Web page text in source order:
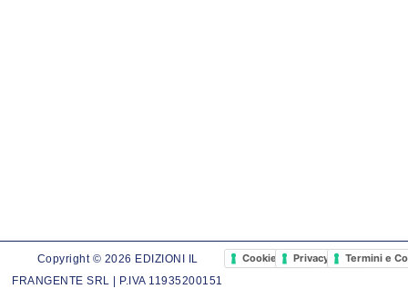
Copyright © 2026 EDIZIONI IL
FRANGENTE SRL | P.IVA 11935200151
Cookie PolicyPrivacy PolicyTermini e